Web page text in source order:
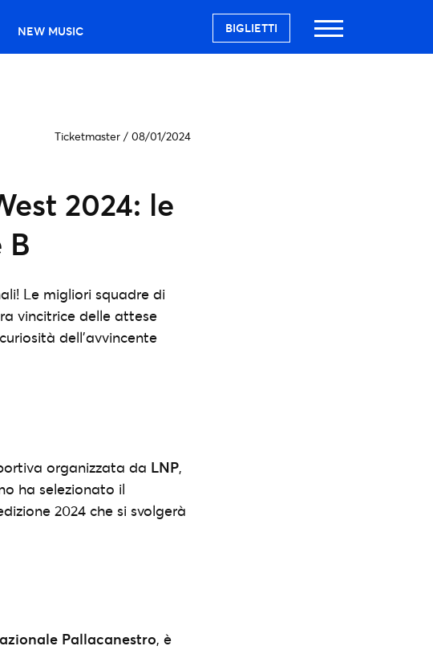
NEW MUSIC BIGLIETTI
Ticketmaster / 08/01/2024
2024: le
B
Le migliori squadre di
vincitrice delle attese
dell’avvincente
organizzata da LNP,
ha selezionato il
2024 che si svolgerà
Pallacanestro, è